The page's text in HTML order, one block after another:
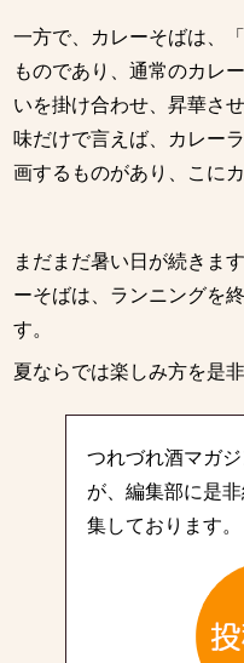
一方で、カレーそばは、
ものであり、通常のカレ
いを掛け合わせ、昇華さ
味だけで言えば、カレー
画するものがあり、こに
まだまだ暑い日が続きま
ーそばは、ランニングを
す。
夏ならでは楽しみ方を是
つれづれ酒マガ
が、編集部に是
集しております。